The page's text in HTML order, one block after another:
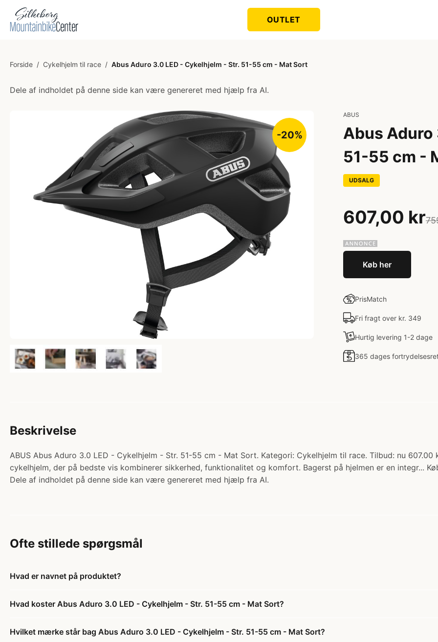
OUTLET
Forside / Cykelhjelm til race / Abus Aduro 3.0 LED - Cykelhjelm - Str. 51-55 cm - Mat Sort
Dele af indholdet på denne side kan være genereret med hjælp fra AI.
-20%
ABUS
Abus Aduro
51-55 cm -
UDSALG
607,00 kr
Køb her
PrisMatch
Fri fragt over kr. 349
Hurtig levering 1-2 dage
365 dages
Beskrivelse
ABUS Abus Aduro 3.0 LED - Cykelhjelm - Str. 51-55 cm - Mat Sort. Kategori: Cykelhjelm til race. Tilbud: nu
cykelhjelm, der på bedste vis kombinerer sikkerhed, funktionalitet og komfort. Bagerst på hjelmen er en integr...
Dele af indholdet på denne side kan være genereret med hjælp fra AI.
Ofte stillede spørgsmål
Hvad er navnet på produktet?
Hvad koster Abus Aduro 3.0 LED - Cykelhjelm - Str. 51-55 cm - Mat Sort?
Hvilket mærke står bag Abus Aduro 3.0 LED - Cykelhjelm - Str. 51-55 cm - Mat Sort?